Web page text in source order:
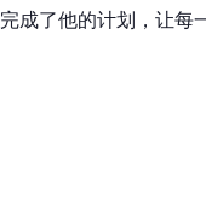
完成了他的计划，让每